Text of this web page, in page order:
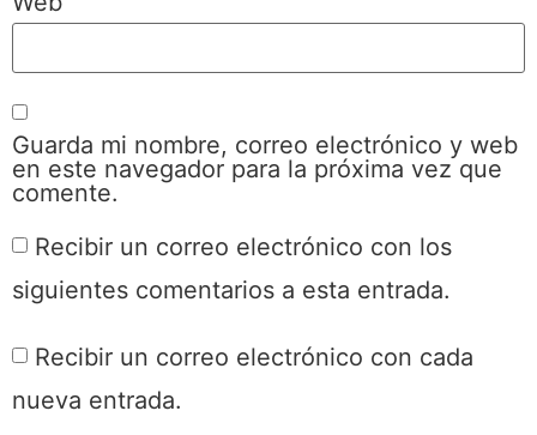
Guarda mi nombre, correo electrónico y web
en este navegador para la próxima vez que
comente.
Recibir un correo electrónico con los
siguientes comentarios a esta entrada.
Recibir un correo electrónico con cada
nueva entrada.